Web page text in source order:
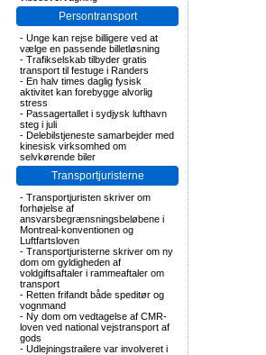
Persontransport
- Unge kan rejse billigere ved at
vælge en passende billetløsning
- Trafikselskab tilbyder gratis
transport til festuge i Randers
- En halv times daglig fysisk
aktivitet kan forebygge alvorlig
stress
- Passagertallet i sydjysk lufthavn
steg i juli
- Delebilstjeneste samarbejder med
kinesisk virksomhed om
selvkørende biler
Transportjuristerne
- Transportjuristen skriver om
forhøjelse af
ansvarsbegrænsningsbeløbene i
Montreal-konventionen og
Luftfartsloven
- Transportjuristerne skriver om ny
dom om gyldigheden af
voldgiftsaftaler i rammeaftaler om
transport
- Retten frifandt både speditør og
vognmand
- Ny dom om vedtagelse af CMR-
loven ved national vejstransport af
gods
- Udlejningstrailere var involveret i